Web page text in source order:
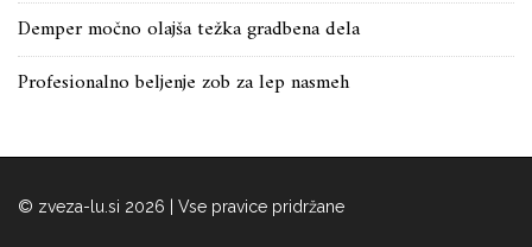
Demper močno olajša težka gradbena dela
Profesionalno beljenje zob za lep nasmeh
© zveza-lu.si 2026 | Vse pravice pridržane